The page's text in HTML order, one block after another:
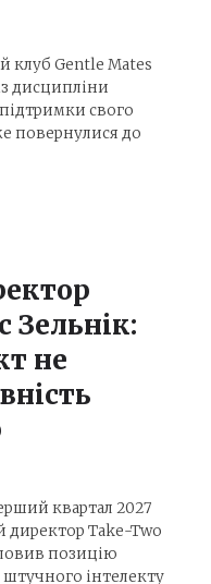
клуб Gentle Mates
дисципліни
свого
повернулися до
Зельнік:
не
квартал 2027
директор Take-Two
позицію
інтелекту